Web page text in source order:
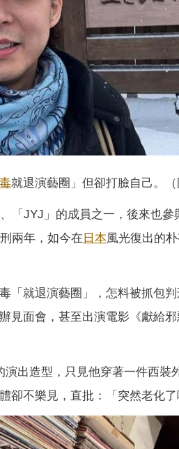
就退演藝圈」但卻打臉自己。（
、「JYJ」的成員之一，後來也
兩年，如今在 日本風光復出的
「就退演藝圈」，怎料被抓包
見面會，甚至出演電影《獻給
出造型，只見他穿著一件西裝
卻不樂見，直批：「突然老化了